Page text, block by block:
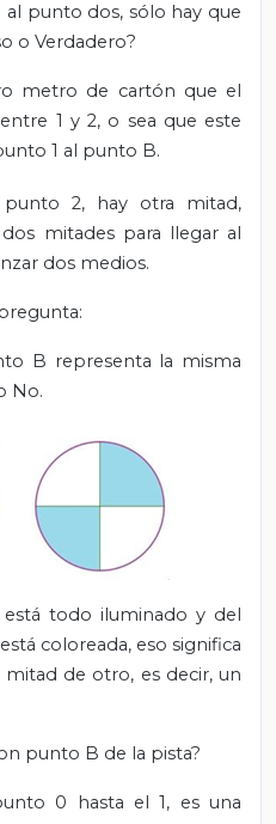
punto dos, sólo hay que
o Verdadero?
metro de cartón que el
1 y 2, o sea que este
1 al punto B.
2, hay otra mitad,
mitades para llegar al
dos medios.
B representa la misma
No.
todo iluminado y del
coloreada, eso significa
de otro, es decir, un
punto B de la pista?
0 hasta el 1, es una